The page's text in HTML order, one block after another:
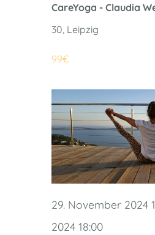
CareYoga - Claudia
30, Leipzig
99€
29. November 2024
2024 18:00